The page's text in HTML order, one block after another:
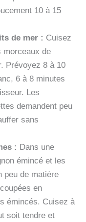
10 à 15
de mer : Cuisez
morceaux de
Prévoyez 8 à 10
6 à 8 minutes
Les
demandent peu
sans
: Dans une
émincé et les
peu de matière
en
émincés. Cuisez à
soit tendre et